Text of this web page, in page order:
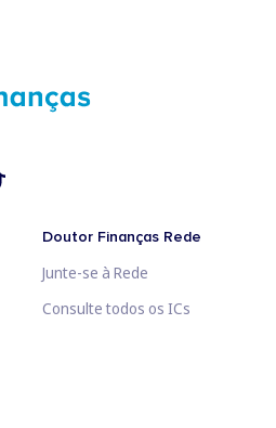
Doutor Finanças Rede
Junte-se à Rede
Consulte todos os ICs